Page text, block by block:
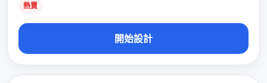
熱賣
開始設計